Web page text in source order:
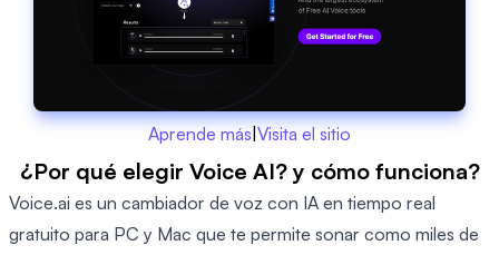
Aprende más|Visita el sitio
¿Por qué elegir Voice AI? y cómo funciona?
Voice.ai es un cambiador de voz con IA en tiempo real
gratuito para PC y Mac que te permite sonar como miles de